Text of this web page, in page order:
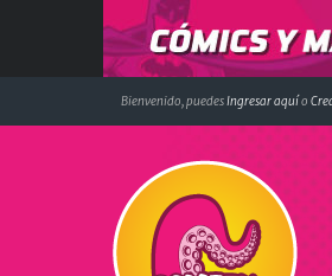
Bienvenido, puedesIngresar aquío